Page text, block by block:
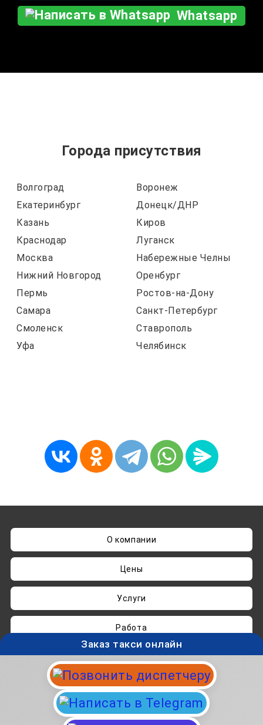
Whatsapp
Города присутствия
Волгоград
Воронеж
Екатеринбург
Донецк/ДНР
Казань
Киров
Краснодар
Луганск
Москва
Набережные Челны
Нижний Новгород
Оренбург
Пермь
Ростов-на-Дону
Самара
Санкт-Петербург
Смоленск
Ставрополь
Уфа
Челябинск
О компании
Цены
Услуги
Работа
Нашли ошибку? Пишите наadmin@taksisvo.ru
Такси для СВОих - taksisvo.ru © 05.2025-2026.
Вся информация на данном сайте носит
исключительно ознакомительный характер и не
является публичной офертой.
Заказ такси онлайн